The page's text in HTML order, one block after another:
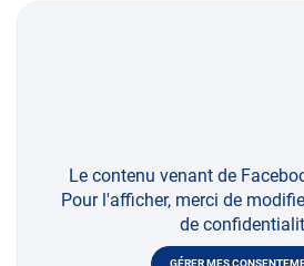
Le contenu venant de
Pour l'afficher, merci de
de
GÉRER MES